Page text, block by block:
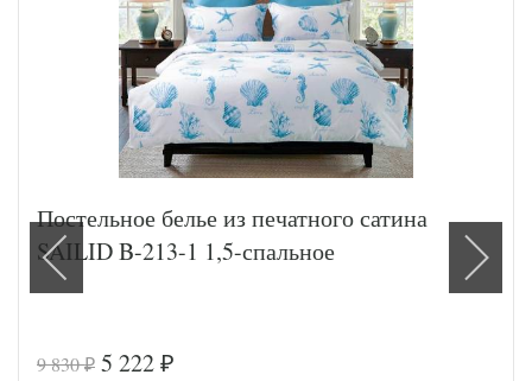
Постельное белье из печатного сатина
SAILID B-213-1 1,5-спальное
9 830₽ 5 222 ₽